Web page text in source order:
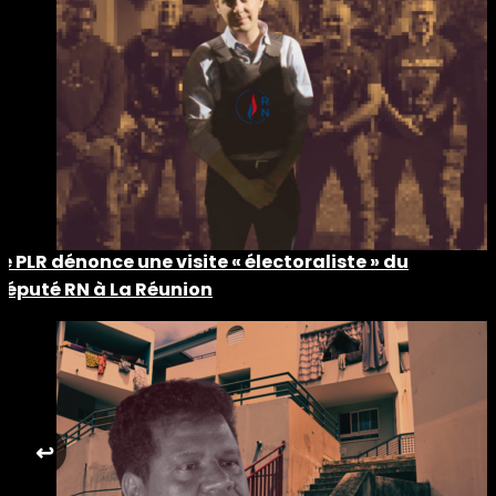
PLR dénonce une visite « électoraliste » du
RN à La Réunion
↩︎